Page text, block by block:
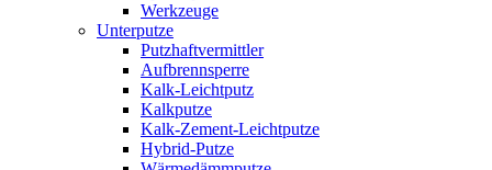
Werkzeuge
Unterputze
Putzhaftvermittler
Aufbrennsperre
Kalk-Leichtputz
Kalkputze
Kalk-Zement-Leichtputze
Hybrid-Putze